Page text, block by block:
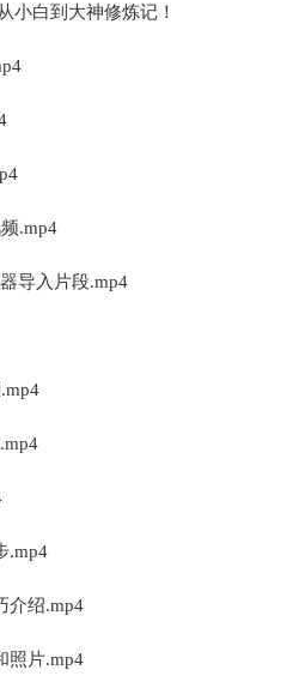
小白到大神修炼记！
.mp4
导入片段.mp4
.mp4
介绍.mp4
照片.mp4